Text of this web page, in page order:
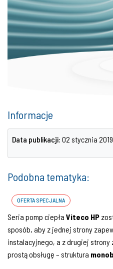
Informacje
Data publikacji: 02 stycznia 2019
Podobna tematyka:
OFERTA SPECJALNA
Seria pomp ciepła Viteco HP
sposób, aby z jednej strony
instalacyjnego, a z drugiej
prostą obsługę – struktura